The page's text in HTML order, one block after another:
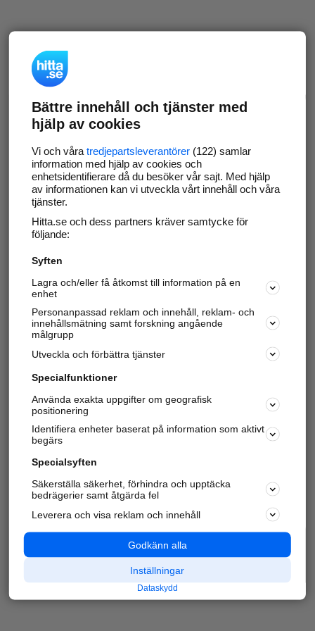
Bättre innehåll och tjänster med
hjälp av cookies
Vi och våra tredjepartsleverantörer(122) samlar
information med hjälp av cookies och
enhetsidentifierare då du besöker vår sajt. Med hjälp
av informationen kan vi utveckla vårt innehåll och våra
tjänster.
Hitta.se och dess partners kräver samtycke för
följande:
Syften
Lagra och/eller få åtkomst till information på en
enhet
Personanpassad reklam och innehåll, reklam- och
innehållsmätning samt forskning angående
målgrupp
Utveckla och förbättra tjänster
Specialfunktioner
Använda exakta uppgifter om geografisk
positionering
Identifiera enheter baserat på information som aktivt
begärs
Specialsyften
Säkerställa säkerhet, förhindra och upptäcka
bedrägerier samt åtgärda fel
Leverera och visa reklam och innehåll
Godkänn alla
Inställningar
Dataskydd